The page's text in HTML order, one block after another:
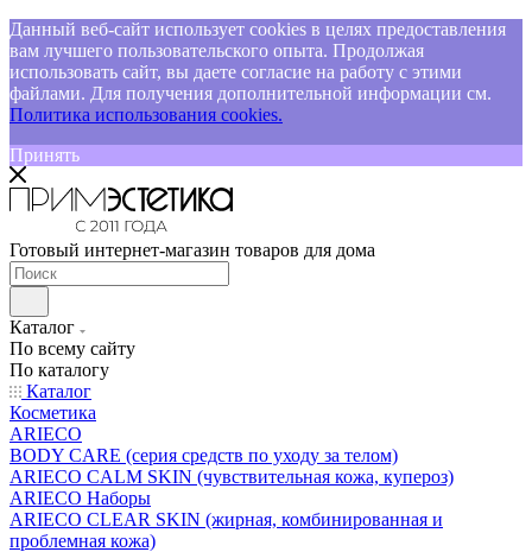
Данный веб-сайт использует cookies в целях предоставления
вам лучшего пользовательского опыта. Продолжая
использовать сайт, вы даете согласие на работу с этими
файлами. Для получения дополнительной информации см.
Политика использования cookies.
Принять
Готовый интернет-магазин товаров для дома
Каталог
По всему сайту
По каталогу
Каталог
Косметика
ARIECO
BODY CARE (серия средств по уходу за телом)
ARIECO CALM SKIN (чувствительная кожа, купероз)
ARIECO Наборы
ARIECO CLEAR SKIN (жирная, комбинированная и
проблемная кожа)